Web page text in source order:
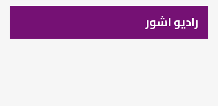
راديو اشور